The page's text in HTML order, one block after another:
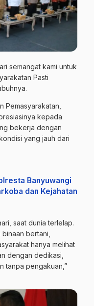
semangat kami untuk
Pasti
Pemasyarakatan,
kepada
bekerja dengan
yang jauh dari
Banyuwangi
dan Kejahatan
saat dunia terlelap.
bertani,
hanya melihat
dengan dedikasi,
tanpa pengakuan,”